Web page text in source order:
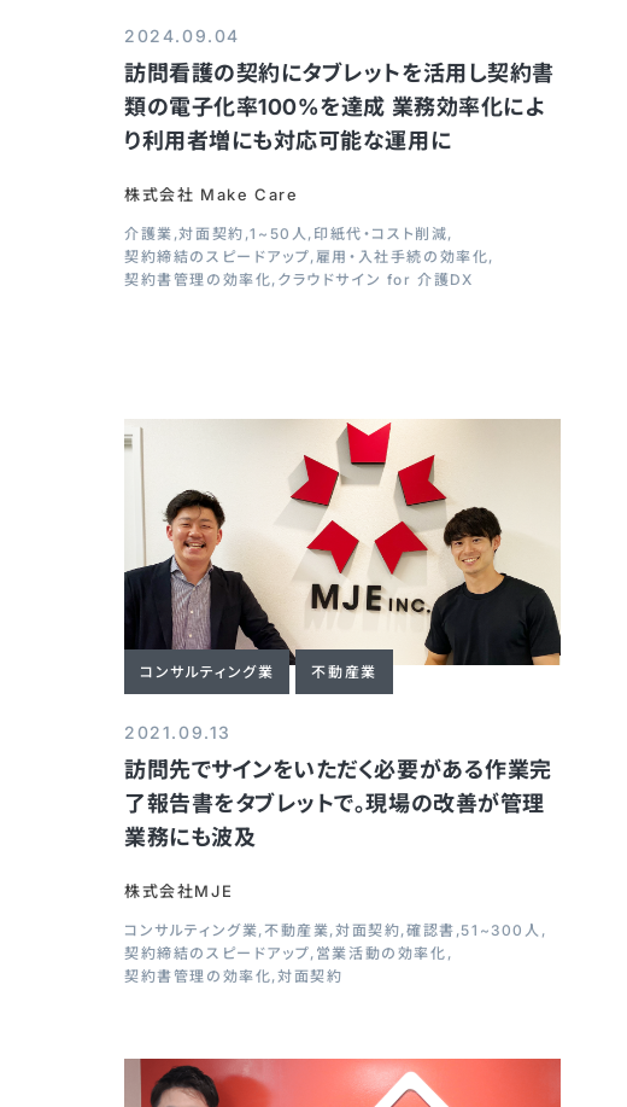
2024.09.04
訪問看護の契約にタブレットを活用し契約書
類の電子化率100%を達成 業務効率化によ
り利用者増にも対応可能な運用に
株式会社 Make Care
介護業 対面契約 1~50人 印紙代・コスト削減
契約締結のスピードアップ 雇用・入社手続の効率化
契約書管理の効率化 クラウドサイン for 介護DX
コンサルティング業 不動産業
2021.09.13
訪問先でサインをいただく必要がある作業完
了報告書をタブレットで。現場の改善が管理
業務にも波及
株式会社MJE
コンサルティング業 不動産業 対面契約 確認書 51~300人
契約締結のスピードアップ 営業活動の効率化
契約書管理の効率化 対面契約